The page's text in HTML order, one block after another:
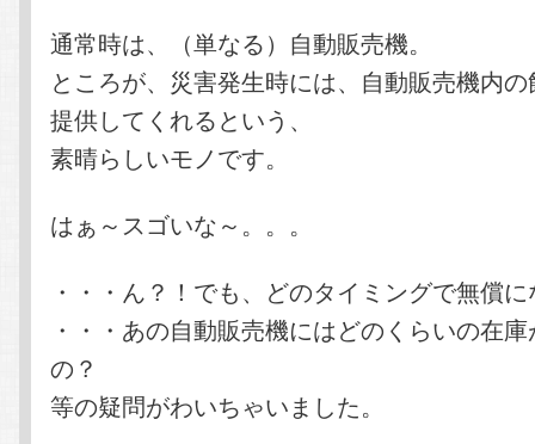
通常時は、（単なる）自動販売機。
ところが、災害発生時には、自動販売機内
提供してくれるという、
素晴らしいモノです。
はぁ～スゴいな～。。。
・・・ん？！でも、どのタイミングで無償
・・・あの自動販売機にはどのくらいの在
の？
等の疑問がわいちゃいました。